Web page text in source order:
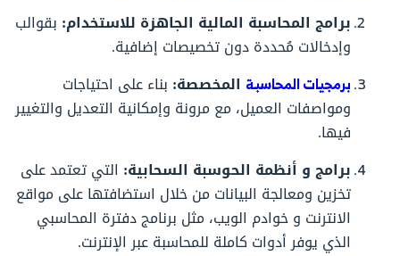
برامج المحاسبة المالية الجاهزة للاستخدام: بقوالب
وإدخالات مُحددة دون تخصيصات إضافية.
برمجيات المحاسبة المخصصة: بناء على احتياجات
ومواصفات العميل، مع مرونة وإمكانية التعديل والتغيير
فيها.
برامج و أنظمة الحوسبة السحابية: التي تعتمد على
تخزين ومعالجة البيانات من خلال استضافتها على مواقع
الانترنت و خوادم الويب، مثل برنامج دفترة المحاسبي
الذي يوفر أدوات كاملة للمحاسبة عبر الإنترنت.